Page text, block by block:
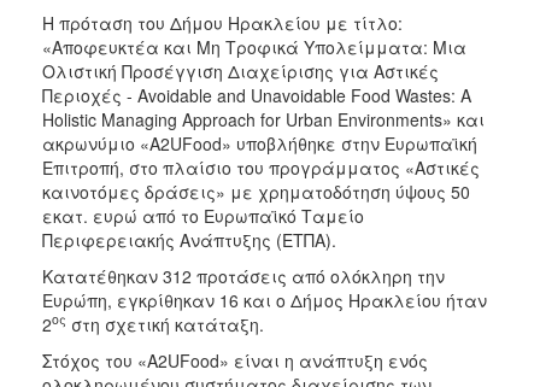
ΑΝΘΕΚΤΙΚΗ
ΠΟΛΗ
Η πρόταση του Δήμου Ηρακλείου με τίτλο:
«Αποφευκτέα και Μη Τροφικά Υπολείμματα: Μια
Ολιστική Προσέγγιση Διαχείρισης για Αστικές
Περιοχές - Avoidable and Unavoidable Food Wastes: A
Holistic Managing Approach for Urban Environments» και
ακρωνύμιο «A2UFood» υποβλήθηκε στην Ευρωπαϊκή
Επιτροπή, στο πλαίσιο του προγράμματος «Αστικές
καινοτόμες δράσεις» με χρηματοδότηση ύψους 50
εκατ. ευρώ από το Ευρωπαϊκό Ταμείο
Περιφερειακής Ανάπτυξης (ΕΤΠΑ).
Κατατέθηκαν 312 προτάσεις από ολόκληρη την
Ευρώπη, εγκρίθηκαν 16 και ο Δήμος Ηρακλείου ήταν
2ος στη σχετική κατάταξη.
Στόχος του «A2UFood» είναι η ανάπτυξη ενός